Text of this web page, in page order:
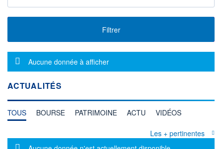
Filtrer
Message d'information
Aucune donnée à afficher
ACTUALITÉS
TOUS BOURSE PATRIMOINE ACTU VIDÉOS
Les + pertinentes